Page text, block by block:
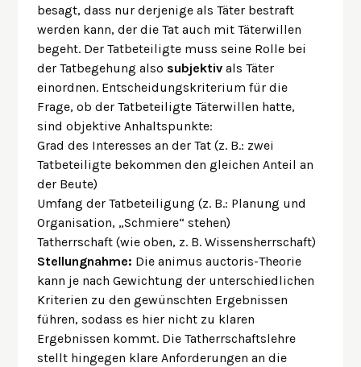
besagt, dass nur derjenige als Täter bestraft
werden kann, der die Tat auch mit Täterwillen
begeht. Der Tatbeteiligte muss seine Rolle bei
der Tatbegehung also subjektiv als Täter
einordnen. Entscheidungskriterium für die
Frage, ob der Tatbeteiligte Täterwillen hatte,
sind objektive Anhaltspunkte:
Grad des Interesses an der Tat (z. B.: zwei
Tatbeteiligte bekommen den gleichen Anteil an
der Beute)
Umfang der Tatbeteiligung (z. B.: Planung und
Organisation, „Schmiere“ stehen)
Tatherrschaft (wie oben, z. B. Wissensherrschaft)
Stellungnahme: Die animus auctoris-Theorie
kann je nach Gewichtung der unterschiedlichen
Kriterien zu den gewünschten Ergebnissen
führen, sodass es hier nicht zu klaren
Ergebnissen kommt. Die Tatherrschaftslehre
stellt hingegen klare Anforderungen an die